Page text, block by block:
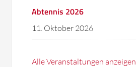
Abtennis 2026
11. Oktober 2026
Alle Veranstaltungen anzeigen